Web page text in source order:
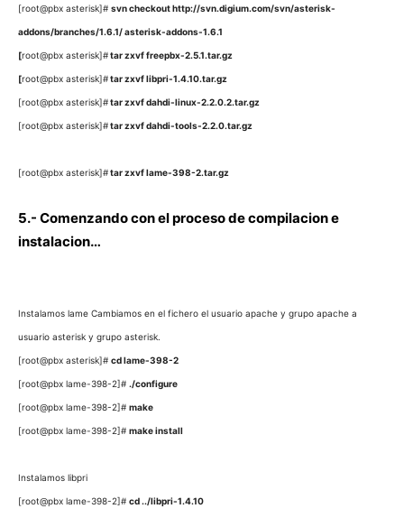
[root@pbx asterisk]# svn checkout http://svn.digium.com/svn/asterisk-
addons/branches/1.6.1/ asterisk-addons-1.6.1
[root@pbx asterisk]#tar zxvf freepbx-2.5.1.tar.gz
[root@pbx asterisk]#tar zxvf libpri-1.4.10.tar.gz
[root@pbx asterisk]#tar zxvf dahdi-linux-2.2.0.2.tar.gz
[root@pbx asterisk]#tar zxvf dahdi-tools-2.2.0.tar.gz
[root@pbx asterisk]#tar zxvf lame-398-2.tar.gz
5.- Comenzando con el proceso de compilacion e
instalacion…
Instalamos lame Cambiamos en el fichero el usuario apache y grupo apache a
usuario asterisk y grupo asterisk.
[root@pbx asterisk]# cd lame-398-2
[root@pbx lame-398-2]# ./configure
[root@pbx lame-398-2]# make
[root@pbx lame-398-2]# make install
Instalamos libpri
[root@pbx lame-398-2]# cd ../libpri-1.4.10